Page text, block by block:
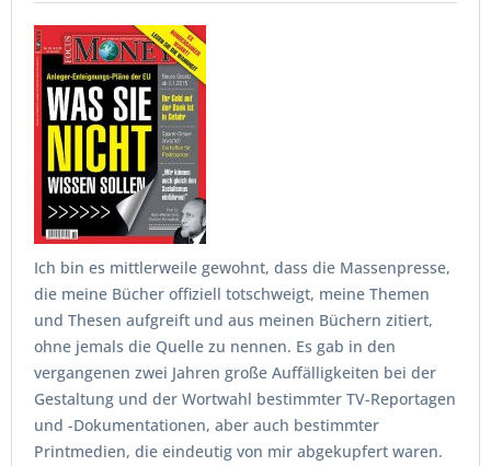
Ich bin es mittlerweile gewohnt, dass die Massenpresse,
die meine Bücher offiziell totschweigt, meine Themen
und Thesen aufgreift und aus meinen Büchern zitiert,
ohne jemals die Quelle zu nennen. Es gab in den
vergangenen zwei Jahren große Auffälligkeiten bei der
Gestaltung und der Wortwahl bestimmter TV-Reportagen
und -Dokumentationen, aber auch bestimmter
Printmedien, die eindeutig von mir abgekupfert waren.